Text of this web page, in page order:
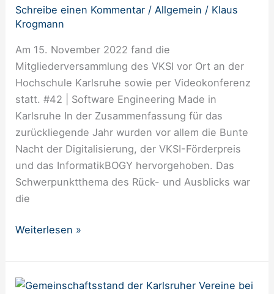
Schreibe einen Kommentar /Allgemein / Klaus
Krogmann
Am 15. November 2022 fand die
Mitgliederversammlung des VKSI vor Ort an der
Hochschule Karlsruhe sowie per Videokonferenz
statt. #42 | Software Engineering Made in
Karlsruhe In der Zusammenfassung für das
zurückliegende Jahr wurden vor allem die Bunte
Nacht der Digitalisierung, der VKSI-Förderpreis
und das InformatikBOGY hervorgehoben. Das
Schwerpunktthema des Rück- und Ausblicks war
die
Weiterlesen »
Bunte